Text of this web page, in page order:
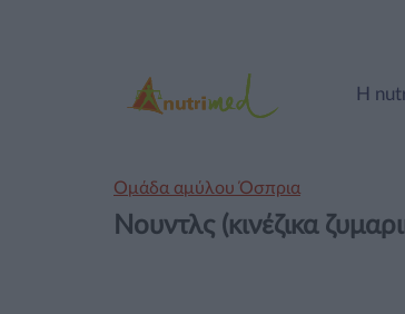
Η
Ομάδα αμύλου Όσπρια
Nουντλς (κινέζικα